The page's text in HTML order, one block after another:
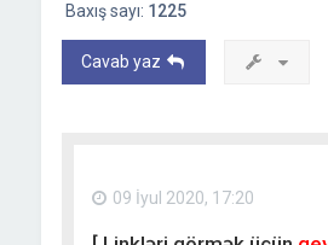
Baxış sayı: 1225
Cavab yaz
09 İyul 2020, 17:20